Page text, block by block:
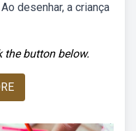
desenhar, a criança
the button below.